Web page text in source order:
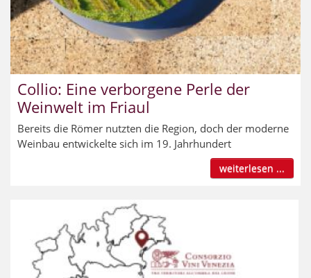
Collio: Eine verborgene Perle der
Weinwelt im Friaul
Bereits die Römer nutzten die Region, doch der moderne
Weinbau entwickelte sich im 19. Jahrhundert
weiterlesen ...